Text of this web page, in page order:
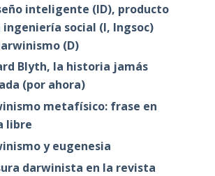
inteligente (ID), producto
ingeniería social (I, Ingsoc)
(D)
Blyth, la historia jamás
(por ahora)
metafísico: frase en
libre
y eugenesia
darwinista en la revista